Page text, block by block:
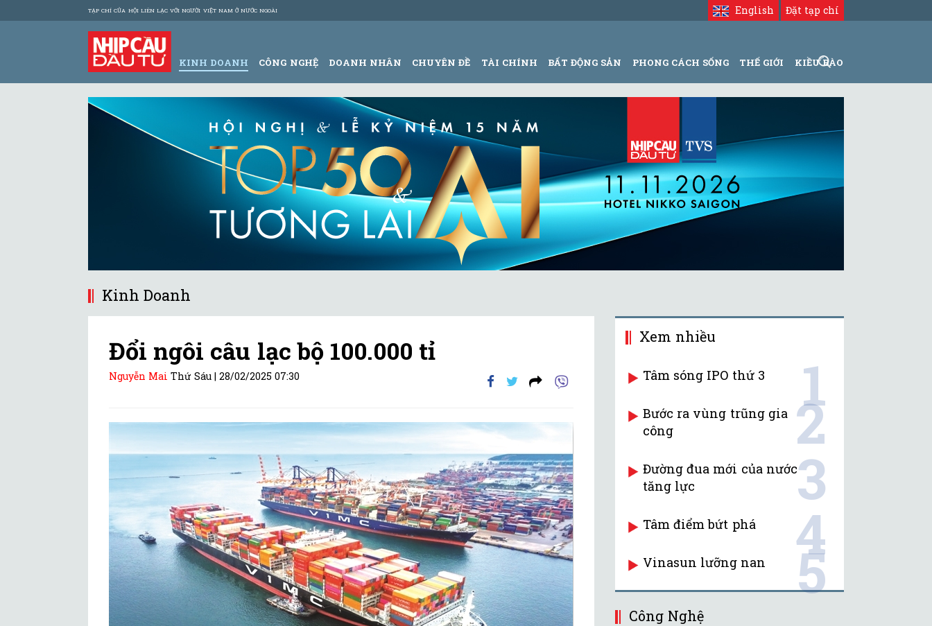
TẠP CHÍ CỦA HỘI LIÊN LẠC VỚI NGƯỜI VIỆT NAM Ở NƯỚC NGOÀI Đặt tạp chí
English
KINH DOANH CÔNG NGHỆ DOANH NHÂN CHUYÊN ĐỀ TÀI CHÍNH BẤT ĐỘNG SẢN PHONG CÁCH SỐNG THẾ GIỚI KIỀU BÀO
Kinh Doanh
Đổi ngôi câu lạc bộ 100.000 tỉ
Nguyễn Mai Thứ Sáu |28/02/2025 07:30
Xem nhiều
Tâm sóng IPO thứ 3 1
Bước ra vùng trũng gia
công
2
Đường đua mới của nước
tăng lực
3
Tâm điểm bứt phá 4
Vinasun lưỡng nan 5
Công Nghệ